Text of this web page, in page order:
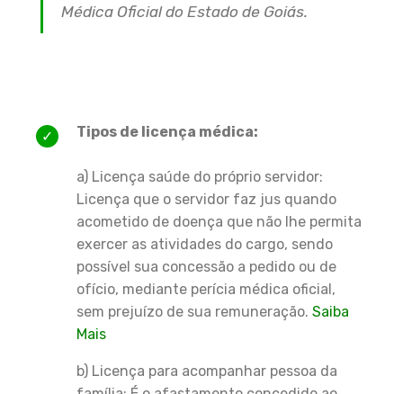
Médica Oficial do Estado de Goiás.
Tipos de licença médica:
a) Licença saúde do próprio servidor:
Licença que o servidor faz jus quando
acometido de doença que não lhe permita
exercer as atividades do cargo, sendo
possível sua concessão a pedido ou de
ofício, mediante perícia médica oficial,
sem prejuízo de sua remuneração. Saiba
Mais
b) Licença para acompanhar pessoa da